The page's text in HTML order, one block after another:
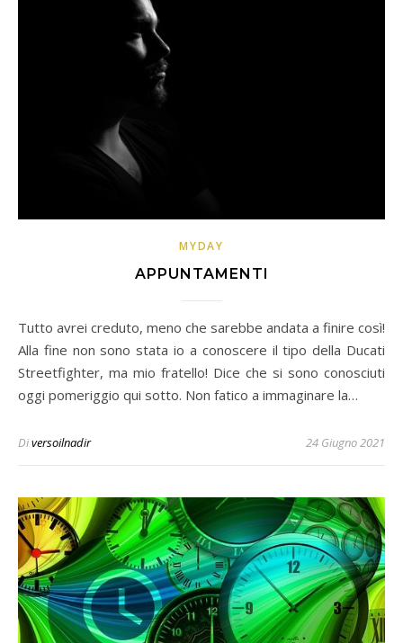
MYDAY
APPUNTAMENTI
Tutto avrei creduto, meno che sarebbe andata a finire così!
Alla fine non sono stata io a conoscere il tipo della Ducati
Streetfighter, ma mio fratello! Dice che si sono conosciuti
oggi pomeriggio qui sotto. Non fatico a immaginare la…
Diversoilnadir 24 Giugno 2021